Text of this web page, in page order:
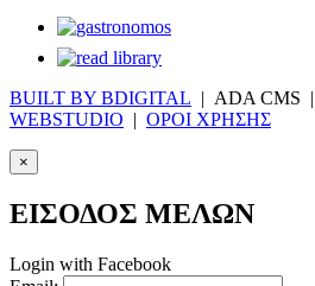
BUILT BY BDIGITAL | ADA CMS |
WEBSTUDIO | ΟΡΟΙ ΧΡΗΣΗΣ
×
ΕΙΣΟΔΟΣ ΜΕΛΩΝ
Login with Facebook